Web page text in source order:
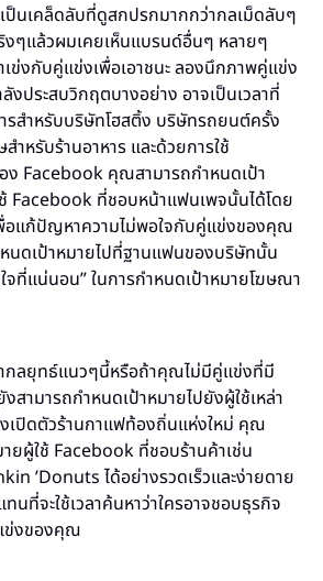
ป็นเคล็ดลับที่ดูสกปรกมากกว่ากลเม็ดลับๆ
ริงๆแล้วผมเคยเห็นแบรนด์อื่นๆ หลายๆ
ข่งกับคู่แข่งเพื่อเอาชนะ ลองนึกภาพคู่แข่ง
ประสบวิกฤตบางอย่าง อาจเป็นเวลาที่
รสำหรับบริษัทโฮสติ้ง บริษัทรถยนต์ครั้ง
ำหรับร้านอาหาร และด้วยการใช้
Facebook คุณสามารถกำหนดเป้า
Facebook ที่ชอบหน้าแฟนเพจนั้นได้โดย
แก้ปัญหาความไม่พอใจกับคู่แข่งของคุณ
ดเป้าหมายไปที่ฐานแฟนของบริษัทนั้น
จที่แน่นอน” ในการกำหนดเป้าหมายโฆษณา
กลยุทธ์แนวๆนี้หรือถ้าคุณไม่มีคู่แข่งที่มี
ามารถกำหนดเป้าหมายไปยังผู้ใช้เหล่า
เปิดตัวร้านกาแฟท้องถิ่นแห่งใหม่ คุณ
ยผู้ใช้ Facebook ที่ชอบร้านค้าเช่น
’Donuts ได้อย่างรวดเร็วและง่ายดาย
ที่จะใช้เวลาค้นหาว่าใครอาจชอบธุรกิจ
ข่งของคุณ